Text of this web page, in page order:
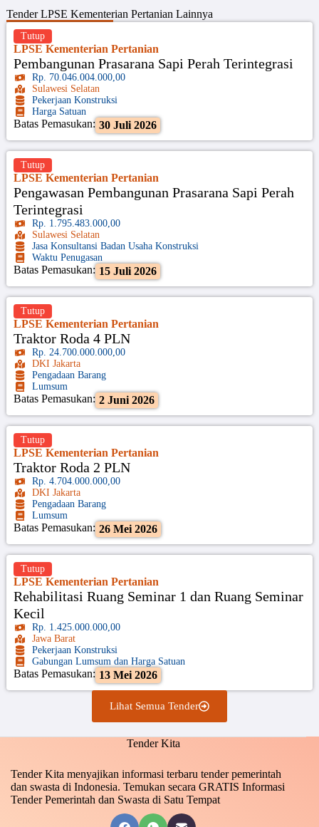
TenderLPSE Kementerian Pertanian Lainnya
LPSE Kementerian Pertanian
Pembangunan Prasarana Sapi Perah Terintegrasi
Rp. 70.046.004.000,00
Sulawesi Selatan
Pekerjaan Konstruksi
Harga Satuan
Batas Pemasukan: 30 Juli 2026
Tutup
LPSE Kementerian Pertanian
Pengawasan Pembangunan Prasarana Sapi Perah
Terintegrasi
Rp. 1.795.483.000,00
Sulawesi Selatan
Jasa Konsultansi Badan Usaha Konstruksi
Waktu Penugasan
Batas Pemasukan: 15 Juli 2026
Tutup
LPSE Kementerian Pertanian
Traktor Roda 4 PLN
Rp. 24.700.000.000,00
DKI Jakarta
Pengadaan Barang
Lumsum
Batas Pemasukan: 2 Juni 2026
Tutup
LPSE Kementerian Pertanian
Traktor Roda 2 PLN
Rp. 4.704.000.000,00
DKI Jakarta
Pengadaan Barang
Lumsum
Batas Pemasukan: 26 Mei 2026
Tutup
LPSE Kementerian Pertanian
Rehabilitasi Ruang Seminar 1 dan Ruang Seminar
Kecil
Rp. 1.425.000.000,00
Jawa Barat
Pekerjaan Konstruksi
Gabungan Lumsum dan Harga Satuan
Batas Pemasukan: 13 Mei 2026
Tutup
Lihat Semua Tender
Tender Kita
Tender Kita menyajikan informasi terbaru tender pemerintah
dan swasta di Indonesia. Temukan secara GRATIS Informasi
Tender Pemerintah dan Swasta di Satu Tempat